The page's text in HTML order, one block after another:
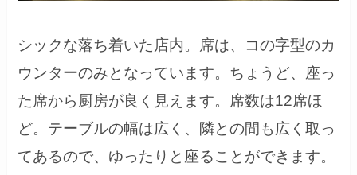
シックな落ち着いた店内。席は、コの字型のカ
ウンターのみとなっています。ちょうど、座っ
た席から厨房が良く見えます。席数は12席ほ
ど。テーブルの幅は広く、隣との間も広く取っ
てあるので、ゆったりと座ることができます。